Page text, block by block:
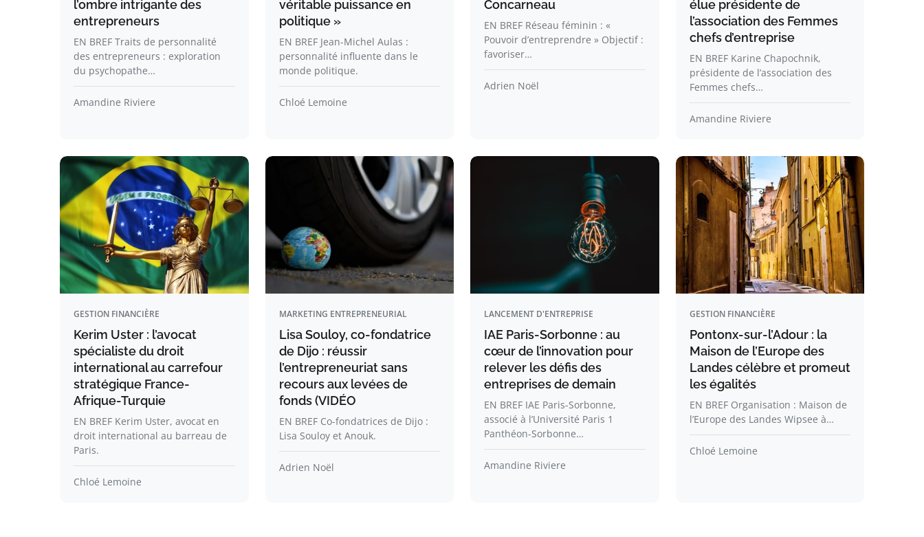
l’ombre intrigante des
entrepreneurs
EN BREF Traits de personnalité
des entrepreneurs : exploration
du psychopathe…
Amandine Riviere
véritable puissance en
politique »
EN BREF Jean-Michel Aulas :
personnalité influente dans le
monde politique.
Chloé Lemoine
Concarneau
EN BREF Réseau féminin : «
Pouvoir d’entreprendre » Objectif :
favoriser…
Adrien Noël
élue présidente de
l’association des Femmes
chefs d’entreprise
EN BREF Karine Chapochnik,
présidente de l’association des
Femmes chefs…
Amandine Riviere
GESTION FINANCIÈRE
Kerim Uster : l’avocat
spécialiste du droit
international au carrefour
stratégique France-
Afrique-Turquie
EN BREF Kerim Uster, avocat en
droit international au barreau de
Paris.
Chloé Lemoine
MARKETING ENTREPRENEURIAL
Lisa Souloy, co-fondatrice
de Dijo : réussir
l’entrepreneuriat sans
recours aux levées de
fonds (VIDÉO
EN BREF Co-fondatrices de Dijo :
Lisa Souloy et Anouk.
Adrien Noël
LANCEMENT D'ENTREPRISE
IAE Paris-Sorbonne : au
cœur de l’innovation pour
relever les défis des
entreprises de demain
EN BREF IAE Paris-Sorbonne,
associé à l’Université Paris 1
Panthéon-Sorbonne…
Amandine Riviere
GESTION FINANCIÈRE
Pontonx-sur-l’Adour : la
Maison de l’Europe des
Landes célèbre et promeut
les égalités
EN BREF Organisation : Maison de
l’Europe des Landes Wipsee à…
Chloé Lemoine